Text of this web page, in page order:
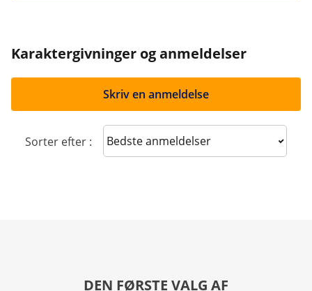
Karaktergivninger og anmeldelser
Skriv en anmeldelse
Sorter efter : Sort reviews
DEN FØRSTE VALG AF